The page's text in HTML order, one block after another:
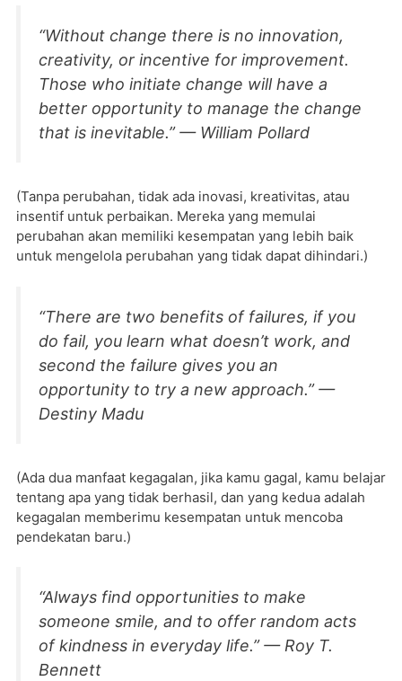
“Without change there is no innovation,
creativity, or incentive for improvement.
Those who initiate change will have a
better opportunity to manage the change
that is inevitable.” — William Pollard
(Tanpa perubahan, tidak ada inovasi, kreativitas, atau
insentif untuk perbaikan. Mereka yang memulai
perubahan akan memiliki kesempatan yang lebih baik
untuk mengelola perubahan yang tidak dapat dihindari.)
“There are two benefits of failures, if you
do fail, you learn what doesn’t work, and
second the failure gives you an
opportunity to try a new approach.” —
Destiny Madu
(Ada dua manfaat kegagalan, jika kamu gagal, kamu belajar
tentang apa yang tidak berhasil, dan yang kedua adalah
kegagalan memberimu kesempatan untuk mencoba
pendekatan baru.)
“Always find opportunities to make
someone smile, and to offer random acts
of kindness in everyday life.” — Roy T.
Bennett